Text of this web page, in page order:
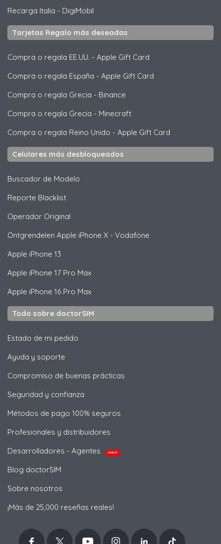
Recarga Italia - DigiMobil
Tarjetas Regalo más deseadas
Compra o regala EE.UU. - Apple Gift Card
Compra o regala España - Apple Gift Card
Compra o regala Grecia - Binance
Compra o regala Grecia - Minecraft
Compra o regala Reino Unido - Apple Gift Card
Celulares más desbloqueados
Buscador de Modelo
Reporte Blacklist
Operador Original
Ontgrendelen Apple iPhone X - Vodafone
Apple iPhone 13
Apple iPhone 17 Pro Max
Apple iPhone 16 Pro Max
Todo sobre doctorSIM
Estado de mi pedido
Ayuda y soporte
Compromiso de buenas prácticas
Seguridad y confianza
Métodos de pago 100% seguros
Profesionales y distribuidores
Desarrolladores - Agentes
NUEVO
Blog doctorSIM
Sobre nosotros
¡Más de 25,000 reseñas reales!